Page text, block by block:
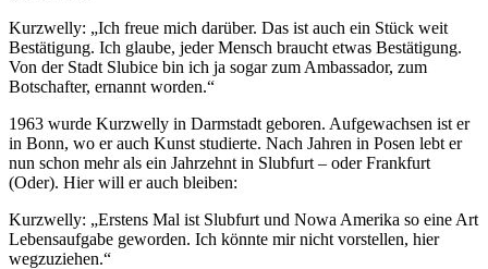
Kurzwelly: „Ich freue mich darüber. Das ist auch ein Stück weit
Bestätigung. Ich glaube, jeder Mensch braucht etwas Bestätigung.
Von der Stadt Slubice bin ich ja sogar zum Ambassador, zum
Botschafter, ernannt worden.“
1963 wurde Kurzwelly in Darmstadt geboren. Aufgewachsen ist er
in Bonn, wo er auch Kunst studierte. Nach Jahren in Posen lebt er
nun schon mehr als ein Jahrzehnt in Slubfurt – oder Frankfurt
(Oder). Hier will er auch bleiben:
Kurzwelly: „Erstens Mal ist Slubfurt und Nowa Amerika so eine Art
Lebensaufgabe geworden. Ich könnte mir nicht vorstellen, hier
wegzuziehen.“